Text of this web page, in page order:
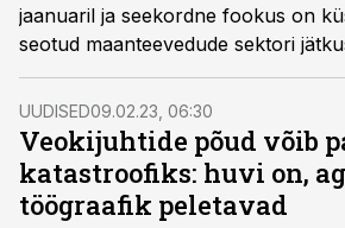
jaanuaril ja seekordne fookus on
seotud maanteevedude sektori
Mida teha, et sektori
teha rohepööret nii, et ise ellu
kokku aruteluring sektori
poliitikute vahel, kus suud lõplikult
UUDISED09.02.23, 06:30
Veokijuhtide põud võib
katastroofiks: huvi on,
töögraafik peletavad